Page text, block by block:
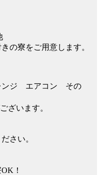
の寮をご用意します。
ジ エアコン その
ざいます。
さい。
！